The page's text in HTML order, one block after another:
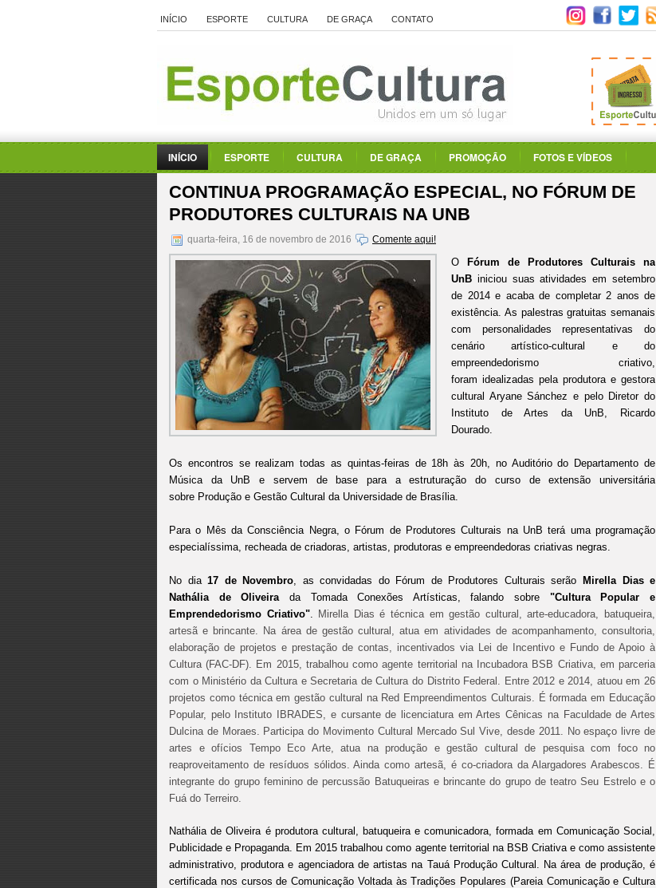
INÍCIO ESPORTE CULTURA DE GRAÇA CONTATO
INÍCIO ESPORTE CULTURA DE GRAÇA PROMOÇÃO FOTOS E VÍDEOS
CONTINUA PROGRAMAÇÃO ESPECIAL, NO FÓRUM DE
PRODUTORES CULTURAIS NA UNB
quarta-feira, 16 de novembro de 2016 Comente aqui!
O
Fórum de Produtores Culturais na
UnB iniciou suas atividades em setembro
de 2014 e acaba de completar 2 anos de
existência. As palestras gratuitas semanais
com personalidades representativas do
cenário artístico-cultural e do
empreendedorismo criativo,
foram idealizadas pela produtora e gestora
cultural Aryane Sánchez e pelo Diretor do
Instituto de Artes da UnB, Ricardo
Dourado.
Os encontros se realizam todas as quintas-feiras de 18h às 20h, no Auditório do Departamento de
Música da UnB e servem de base para a estruturação do curso de extensão universitária
sobre Produção e Gestão Cultural da Universidade de Brasília.
Para o Mês da Consciência Negra, o Fórum de Produtores Culturais na UnB terá uma programação
especialíssima, recheada de criadoras, artistas, produtoras e empreendedoras criativas negras.
No dia17 de Novembro, as convidadas do Fórum de Produtores Culturais serão
Mirella Dias e
Nathália de Oliveirada Tomada Conexões Artísticas, falando sobre "Cultura Popular e
Emprendedorismo Criativo". Mirella Dias é técnica em gestão cultural, arte-educadora, batuqueira,
artesã e brincante. Na área de gestão cultural, atua em atividades de acompanhamento, consultoria,
elaboração de projetos e prestação de contas, incentivados via Lei de Incentivo e Fundo de Apoio à
Cultura (FAC-DF). Em 2015, trabalhou como agente territorial na Incubadora BSB Criativa, em parceria
com o Ministério da Cultura e Secretaria de Cultura do Distrito Federal. Entre 2012 e 2014, atuou em 26
projetos como técnica em gestão cultural na Red Empreendimentos Culturais. É formada em Educação
Popular, pelo Instituto IBRADES, e cursante de licenciatura em Artes Cênicas na Faculdade de Artes
Dulcina de Moraes. Participa do Movimento Cultural Mercado Sul Vive, desde 2011. No espaço livre de
artes e ofícios Tempo Eco Arte, atua na produção e gestão cultural de pesquisa com foco no
reaproveitamento de resíduos sólidos. Ainda como artesã, é co-criadora da Alargadores Arabescos. É
integrante do grupo feminino de percussão Batuqueiras e brincante do grupo de teatro Seu Estrelo e o
Fuá do Terreiro.
Nathália de Oliveira é produtora cultural, batuqueira e comunicadora, formada em Comunicação Social,
Publicidade e Propaganda. Em 2015 trabalhou como agente territorial na BSB Criativa e como assistente
administrativo, produtora e agenciadora de artistas na Tauá Produção Cultural. Na área de produção, é
certificada nos cursos de Comunicação Voltada às Tradições Populares (Pareia Comunicação e Cultura